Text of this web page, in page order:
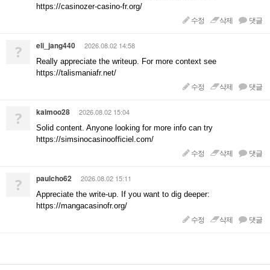
https://casinozer-casino-fr.org/
수정 삭제 댓글
? eli_jang440 2026.08.02 14:58
Really appreciate the writeup. For more context see
https://talismaniafr.net/
수정 삭제 댓글
? kaimoo28 2026.08.02 15:04
Solid content. Anyone looking for more info can try
https://simsinocasinoofficiel.com/
수정 삭제 댓글
? paulcho62 2026.08.02 15:11
Appreciate the write-up. If you want to dig deeper:
https://mangacasinofr.org/
수정 삭제 댓글